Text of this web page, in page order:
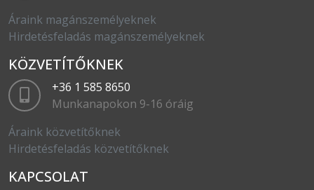
Áraink magánszemélyeknek
Hirdetésfeladás magánszemélyeknek
KÖZVETÍTŐKNEK
+36 1 585 8650
Munkanapokon 9-16 óráig
Áraink közvetítőknek
Hirdetésfeladás közvetítőknek
KAPCSOLAT